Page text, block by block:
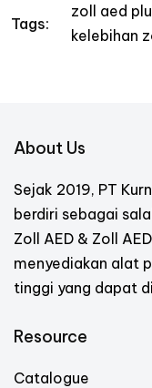
Tags:
zoll aed
kelebihan
About Us
Sejak 2019, PT
berdiri sebagai
Zoll AED & Zoll
menyediakan alat
tinggi yang dapat
Resource
Catalogue